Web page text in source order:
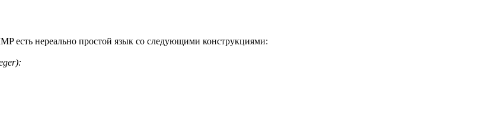
есть нереально простой язык со следующими конструкциями: